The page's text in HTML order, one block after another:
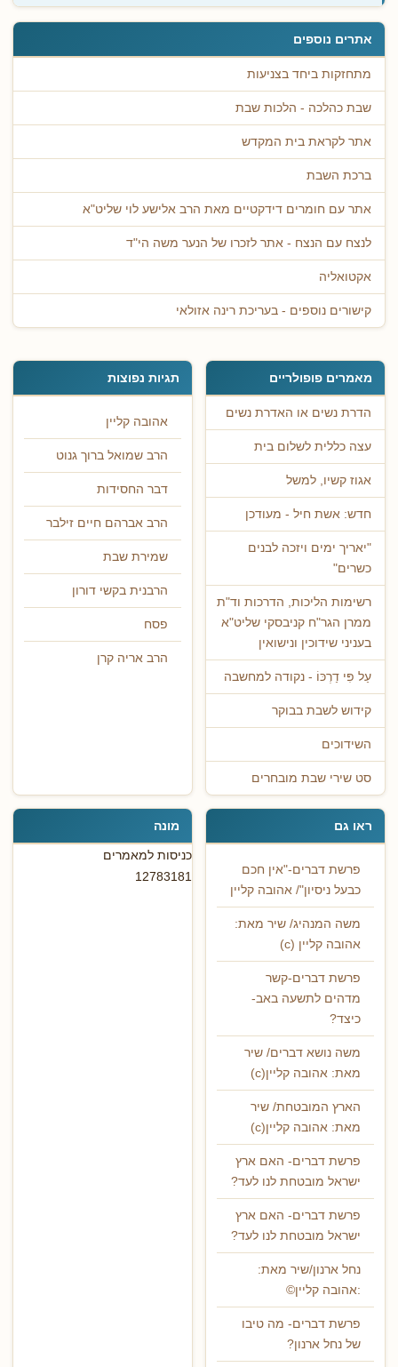
אתרים נוספים
מתחזקות ביחד בצניעות
שבת כהלכה - הלכות שבת
אתר לקראת בית המקדש
ברכת השבת
אתר עם חומרים דידקטיים מאת הרב אלישע לוי שליט"א
לנצח עם הנצח - אתר לזכרו של הנער משה הי"ד
אקטואליה
קישורים נוספים - בעריכת רינה אזולאי
מאמרים פופולריים
הדרת נשים או האדרת נשים
עצה כללית לשלום בית
אגוז קשיו, למשל
חדש: אשת חיל - מעודכן
"יאריך ימים ויזכה לבנים
כשרים"
רשימות הליכות, הדרכות וד"ת
ממרן הגר"ח קניבסקי שליט"א
בעניני שידוכין ונישואין
עַל פִּי דַרְכּוֹ - נקודה למחשבה
קידוש לשבת בבוקר
השידוכים
סט שירי שבת מובחרים
תגיות נפוצות
אהובה קליין
הרב שמואל ברוך גנוט
דבר החסידות
הרב אברהם חיים זילבר
שמירת שבת
הרבנית בקשי דורון
פסח
הרב אריה קרן
ראו גם
פרשת דברים-"אין חכם
כבעל ניסיון"/ אהובה קליין
משה המנהיג/ שיר מאת:
אהובה קליין (c)
פרשת דברים-קשר
מדהים לתשעה באב-
כיצד?
משה נושא דברים/ שיר
מאת: אהובה קליין(c)
הארץ המובטחת/ שיר
מאת: אהובה קליין(c)
פרשת דברים- האם ארץ
ישראל מובטחת לנו לעד?
פרשת דברים- האם ארץ
ישראל מובטחת לנו לעד?
נחל ארנון/שיר מאת:
:אהובה קליין©
פרשת דברים- מה טיבו
של נחל ארנון?
מונה
כניסות למאמרים
12783181